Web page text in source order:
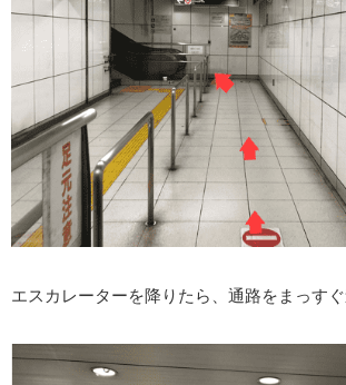
エスカレーターを降りたら、通路をまっすぐ